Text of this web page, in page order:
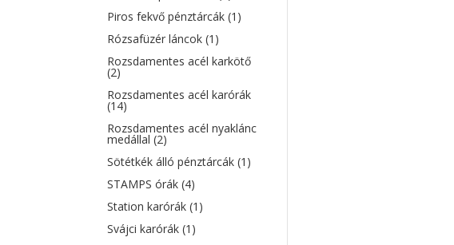
Piros fekvő pénztárcák(1)
Rózsafüzér láncok(1)
Rozsdamentes acél karkötő
(2)
Rozsdamentes acél karórák
(14)
Rozsdamentes acél nyaklánc
medállal(2)
Sötétkék álló pénztárcák(1)
STAMPS órák(4)
Station karórák(1)
Svájci karórák(1)